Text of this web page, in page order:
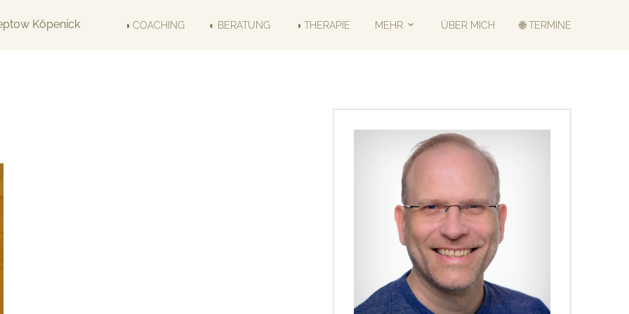
◑ COACHING ◐ BERATUNG ◑ THERAPIE MEHR ÜBER MICH 🌐 TERMINE